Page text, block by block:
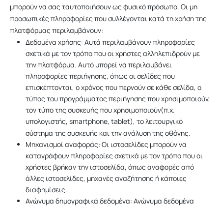
μπορούν να σας ταυτοποιήσουν ως φυσικό πρόσωπο. Οι μη
προσωπικές πληροφορίες που συλλέγονται κατά τη χρήση της
πλατφόρμας περιλαμβάνουν:
Δεδομένα χρήσης: Αυτά περιλαμβάνουν πληροφορίες
σχετικά με τον τρόπο που οι χρήστες αλληλεπιδρούν με
την πλατφόρμα. Αυτό μπορεί να περιλαμβάνει
πληροφορίες περιήγησης, όπως οι σελίδες που
επισκέπτονται, ο χρόνος που περνούν σε κάθε σελίδα, ο
τύπος του προγράμματος περιήγησης που χρησιμοποιούν,
τον τύπο της συσκευής που χρησιμοποιούν(π.χ.
υπολογιστής, smartphone, tablet), το λειτουργικό
σύστημα της συσκευής και την ανάλυση της οθόνης.
Μηχανισμοί αναφοράς: Οι ιστοσελίδες μπορούν να
καταγράφουν πληροφορίες σχετικά με τον τρόπο που οι
χρήστες βρήκαν την ιστοσελίδα, όπως αναφορές από
άλλες ιστοσελίδες, μηχανές αναζήτησης ή κάποιες
διαφημίσεις.
Ανώνυμα δημογραφικά δεδομένα: Ανώνυμα δεδομένα